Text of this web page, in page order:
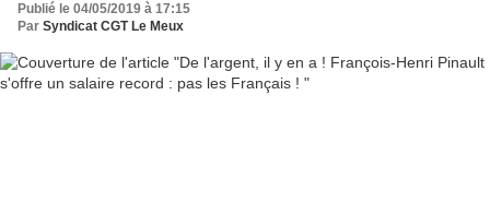
Publié le 04/05/2019 à 17:15
Par Syndicat CGT Le Meux